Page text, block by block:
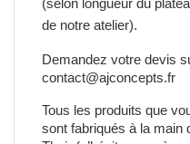
(selon longueur du
de notre atelier).
Demandez votre devis
contact@ajconcepts.fr
Tous les produits que
sont fabriqués à la main